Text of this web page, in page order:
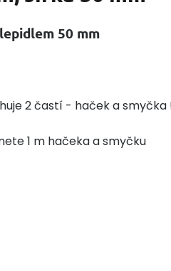
50 mm
2 častí - haček a smyčka
1 m hačeka a smyčku